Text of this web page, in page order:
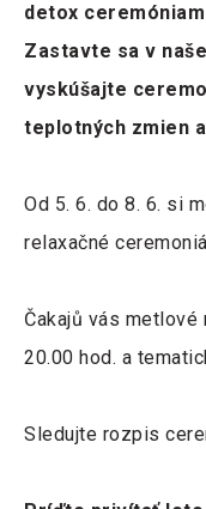
detox
Zastavte sa v
vyskúšajte
teplotných zmien
Od 5. 6. do 8. 6. si
relaxačné
Čakajů vás metlové
20.00 hod. a
Sledujte rozpis